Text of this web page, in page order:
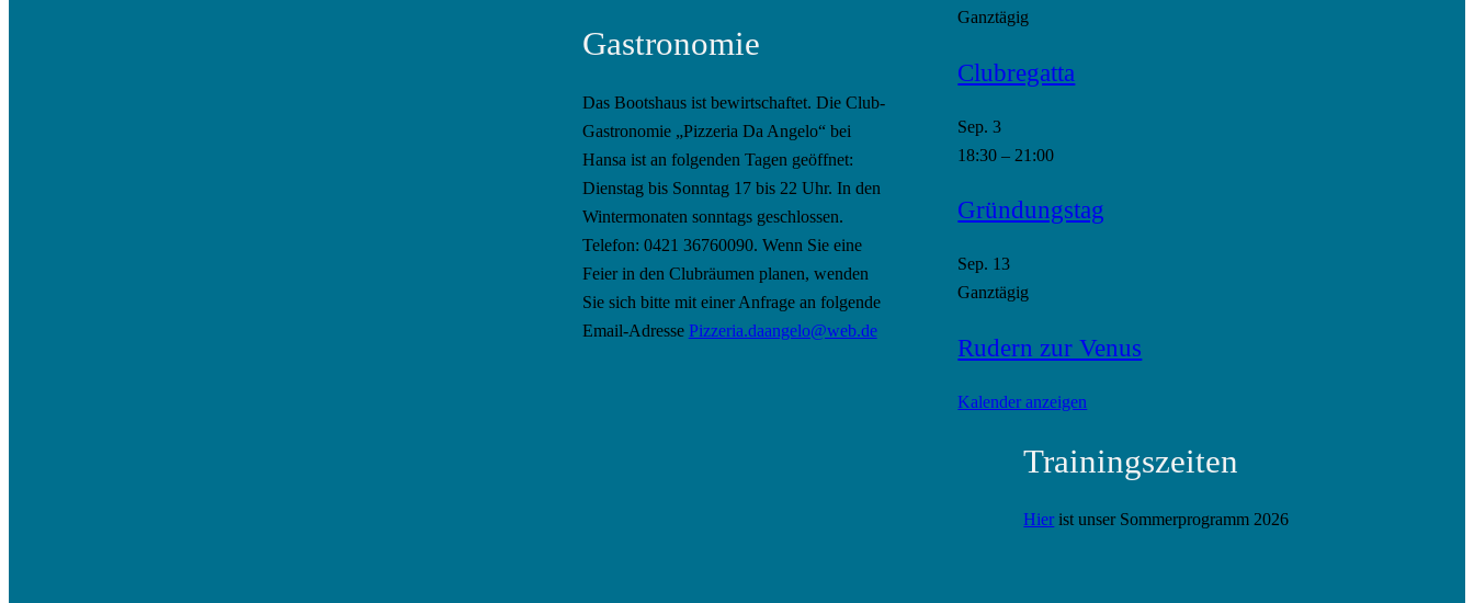
Gastronomie
Das Bootshaus ist bewirtschaftet. Die Club-
Gastronomie „Pizzeria Da Angelo“ bei
Hansa ist an folgenden Tagen geöffnet:
Dienstag bis Sonntag 17 bis 22 Uhr. In den
Wintermonaten sonntags geschlossen.
Telefon: 0421 36760090. Wenn Sie eine
Feier in den Clubräumen planen, wenden
Sie sich bitte mit einer Anfrage an folgende
Email-Adresse Pizzeria.daangelo@web.de
Ganztägig
Clubregatta
Sep.3
18:30 – 21:00
Gründungstag
Sep. 13
Ganztägig
Rudern zur Venus
Kalender anzeigen
Trainingszeiten
Hier ist unser Sommerprogramm 2026